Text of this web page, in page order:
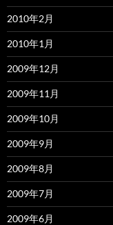
2010年2月
2010年1月
2009年12月
2009年11月
2009年10月
2009年9月
2009年8月
2009年7月
2009年6月